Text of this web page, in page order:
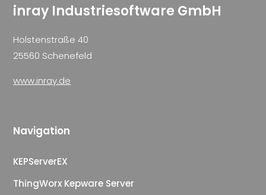
inray Industriesoftware GmbH
Holstenstraße 40
25560 Schenefeld
www.inray.de
Navigation
KEPServerEX
ThingWorx Kepware Server